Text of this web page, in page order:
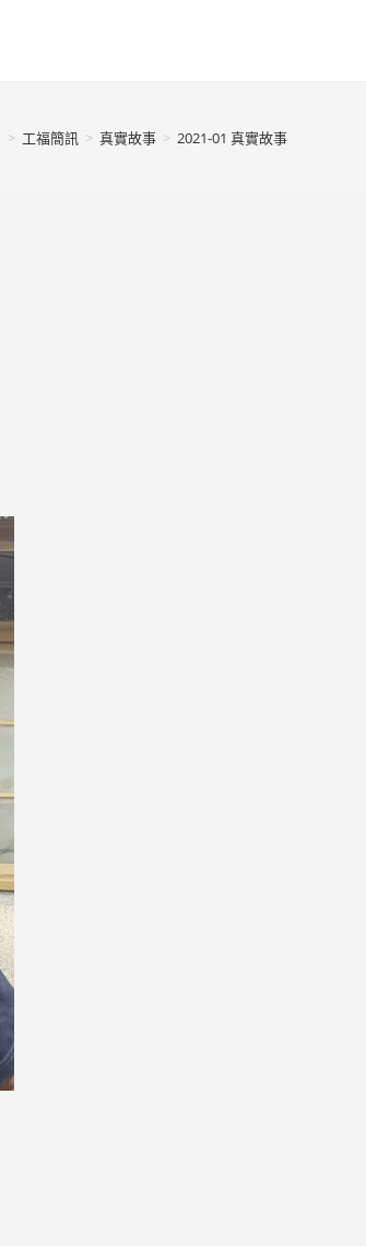
> 工福簡訊 > 真實故事 > 2021-01 真實故事